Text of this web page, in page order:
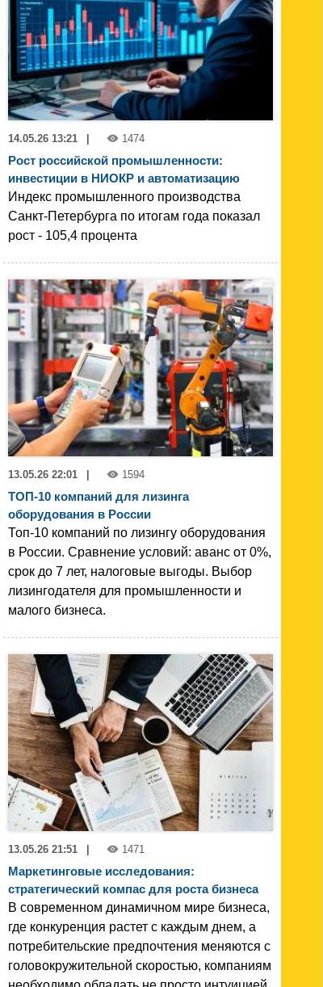
14.05.26 13:21 1474
Рост российской промышленности:
инвестиции в НИОКР и автоматизацию
Индекс промышленного производства
Санкт-Петербурга по итогам года показал
рост - 105,4 процента
13.05.26 22:01 1594
ТОП-10 компаний для лизинга
оборудования в России
Топ-10 компаний по лизингу оборудования
в России. Сравнение условий: аванс от 0%,
срок до 7 лет, налоговые выгоды. Выбор
лизингодателя для промышленности и
малого бизнеса.
13.05.26 21:51 | 1471
Маркетинговые исследования:
стратегический компас для роста бизнеса
В современном динамичном мире бизнеса,
где конкуренция растет с каждым днем, а
потребительские предпочтения меняются с
головокружительной скоростью, компаниям